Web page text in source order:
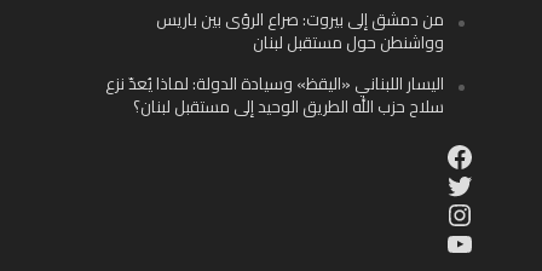
من دمشق إلى بيروت: صراع الرؤى بين باريس
وواشنطن حول مستقبل لبنان
اليسار اللبناني «اليقظ» وسيادة الدولة: لماذا يُعدّ نزع
سلاح حزب الله الطريق الوحيد إلى مستقبل لبنان؟
Facebook
Twitter
Instagram
YouTube